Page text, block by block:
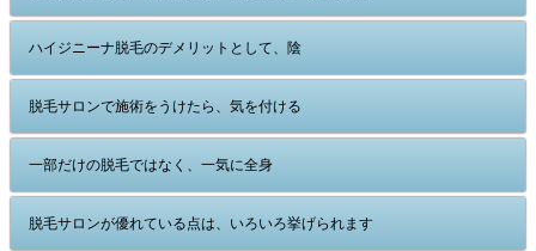
ハイジニーナ脱毛のデメリットとして、陰
脱毛サロンで施術をうけたら、気を付ける
一部だけの脱毛ではなく、一気に全身
脱毛サロンが優れている点は、いろいろ挙げられます